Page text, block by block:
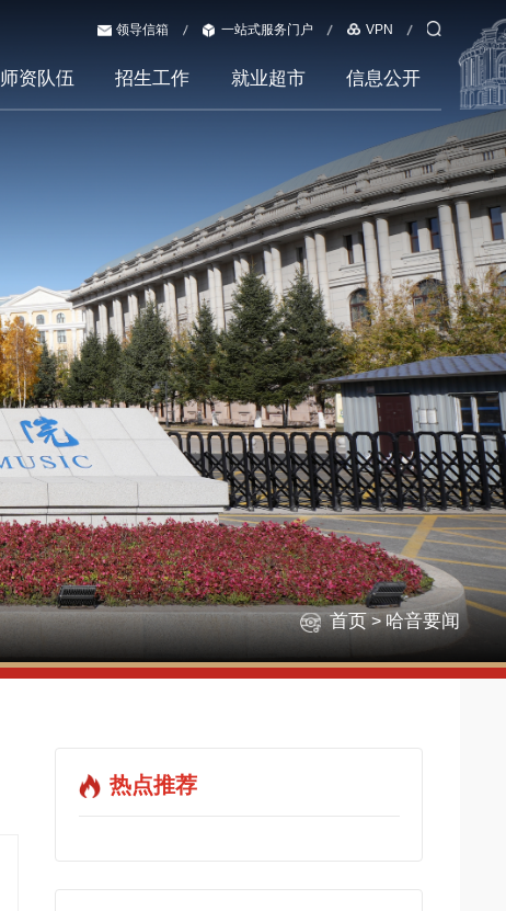
领导信箱 一站式服务门户 VPN
师资队伍 招生工作 就业超市 信息公开
首页>哈音要闻
热点推荐